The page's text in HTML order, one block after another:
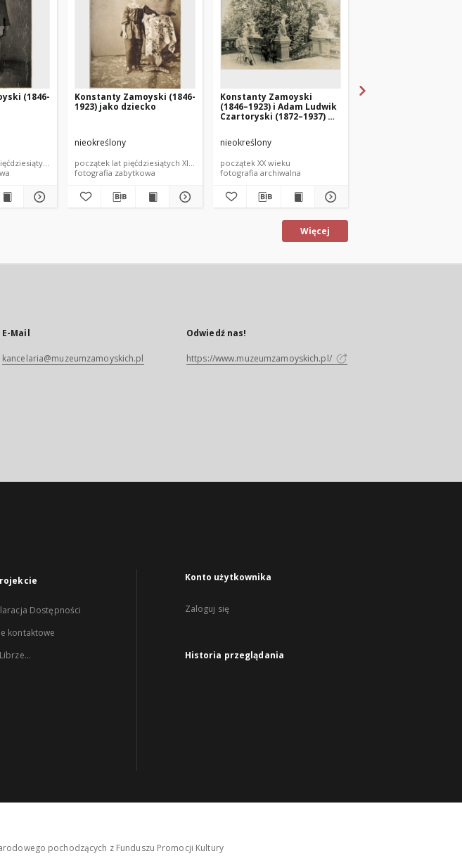
(1846-
XIX wieku
Konstanty Zamoyski (1846-
1923) jako dziecko
nieokreślony
początek lat pięćdziesiątych XIX wieku
fotografia zabytkowa
Konstanty Zamoyski
(1846–1923) i Adam Ludwik
Czartoryski (1872–1937) w
nieokreślony
początek XX wieku
fotografia archiwalna
Więcej
E-Mail
kancelaria@muzeumzamoyskich.pl
Odwiedź nas!
https://www.muzeumzamoyskich.pl/
Dostępności
kontaktowe
Konto użytkownika
Zaloguj się
Historia przeglądania
pochodzących z Funduszu Promocji Kultury